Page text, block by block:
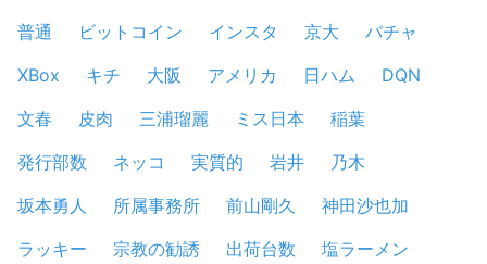
普通
ビットコイン インスタ 京大
バチャ
XBox
キチ 大阪 アメリカ 日ハム
DQN
文春
皮肉 三浦瑠麗 ミス日本
稲葉
発行部数
ネッコ 実質的 岩井
乃木
坂本勇人
所属事務所 前山剛久
神田沙也加
ラッキー
宗教の勧誘 出荷台数
塩ラーメン